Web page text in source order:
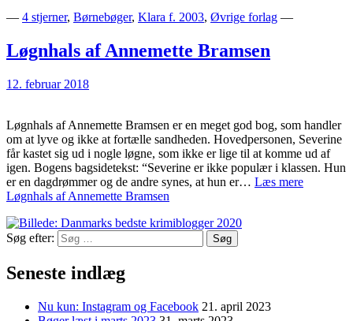
— 4 stjerner, Børnebøger, Klara f. 2003, Øvrige forlag —
Løgnhals af Annemette Bramsen
12. februar 2018
Løgnhals af Annemette Bramsen er en meget god bog, som handler
om at lyve og ikke at fortælle sandheden. Hovedpersonen, Severine
får kastet sig ud i nogle løgne, som ikke er lige til at komme ud af
igen. Bogens bagsidetekst: “Severine er ikke populær i klassen. Hun
er en dagdrømmer og de andre synes, at hun er… Læs mere
Løgnhals af Annemette Bramsen
Søg efter:
Seneste indlæg
Nu kun: Instagram og Facebook 21. april 2023